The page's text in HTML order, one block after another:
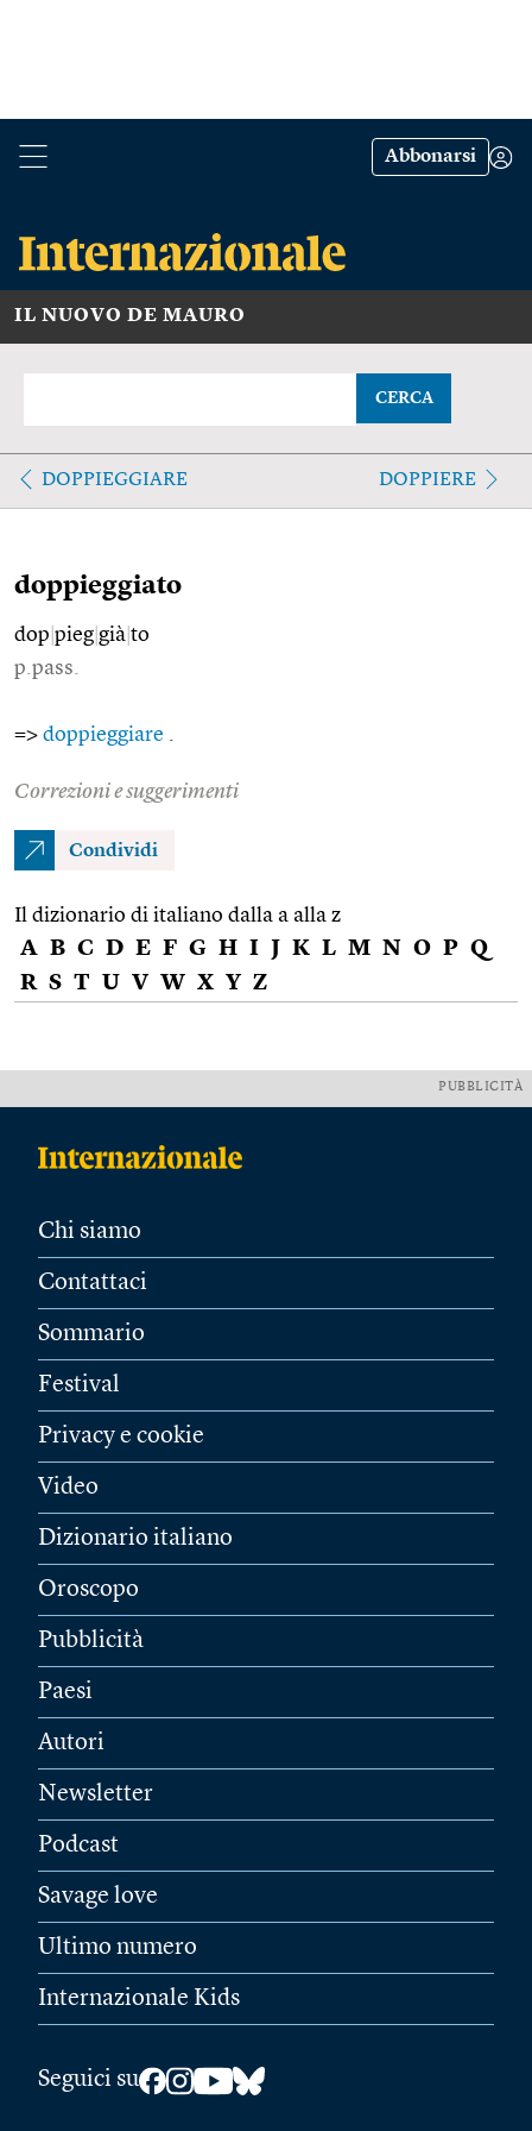
Abbonarsi
IL NUOVO DE MAURO
CERCA
DOPPIEGGIARE DOPPIERE
doppieggiato
dop pieg già to
p.pass.
=> doppieggiare
Correzioni e suggerimenti
Condividi
Il dizionario di italiano dalla a alla z
A B C D E F G H I J K L M N O P Q
R S T U V W X Y Z
PUBBLICITÀ
Chi siamo
Contattaci
Sommario
Festival
Privacy e cookie
Video
Dizionario italiano
Oroscopo
Pubblicità
Paesi
Autori
Newsletter
Podcast
Savage love
Ultimo numero
Internazionale Kids
Seguici su